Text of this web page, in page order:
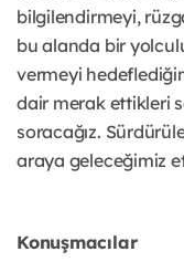
bilgilendirmeyi,
bu alanda bir
vermeyi
dair merak ettikleri
soracağız.
araya geleceğimiz
Konuşmacılar